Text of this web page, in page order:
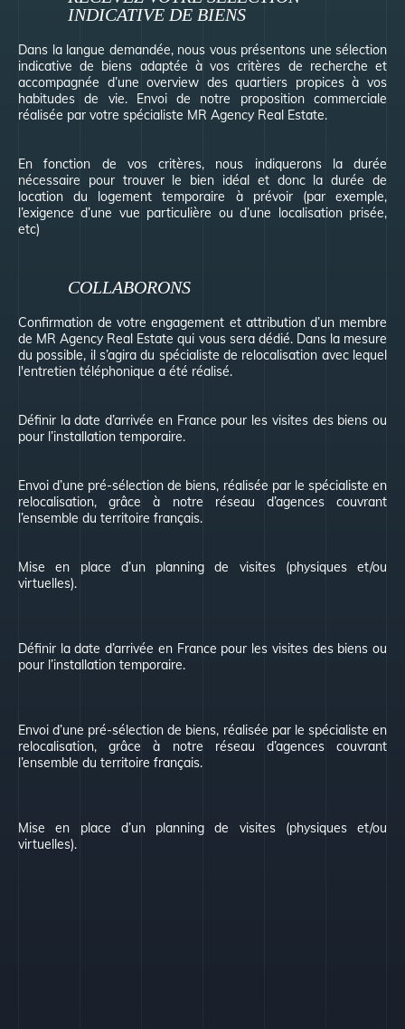
INDICATIVE DE BIENS
Dans la langue demandée, nous vous présentons une sélection
indicative de biens adaptée à vos critères de recherche et
accompagnée d’une overview des quartiers propices à vos
habitudes de vie. Envoi de notre proposition commerciale
réalisée par votre spécialiste MR Agency Real Estate.
En fonction de vos critères, nous indiquerons la durée
nécessaire pour trouver le bien idéal et donc la durée de
location du logement temporaire à prévoir (par exemple,
l’exigence d’une vue particulière ou d’une localisation prisée,
etc)
COLLABORONS
Confirmation de votre engagement et attribution d’un membre
de MR Agency Real Estate qui vous sera dédié. Dans la mesure
du possible, il s’agira du spécialiste de relocalisation avec lequel
l'entretien téléphonique a été réalisé.
Définir la date d’arrivée en France pour les visites des biens ou
pour l’installation temporaire.
Envoi d’une pré-sélection de biens, réalisée par le spécialiste en
relocalisation, grâce à notre réseau d’agences couvrant
l’ensemble du territoire français.
Mise en place d’un planning de visites (physiques et/ou
virtuelles).
Définir la date d’arrivée en France pour les visites des biens ou
pour l’installation temporaire.
Envoi d’une pré-sélection de biens, réalisée par le spécialiste en
relocalisation, grâce à notre réseau d’agences couvrant
l’ensemble du territoire français.
Mise en place d’un planning de visites (physiques et/ou
virtuelles).